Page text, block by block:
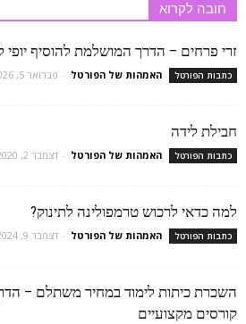
חובה לקרוא
זרי פרחים – הדרך המושלמת להוסיף יופי
כתבות הפורטל האמהות של הפורטל - פברואר 5, 2026
חבילת לידה
כתבות הפורטל האמהות של הפורטל - דצמבר 2, 2020
למה כדאי לרכוש טרמפולינה לתינוק?
כתבות הפורטל האמהות של הפורטל - דצמבר 9, 2024
השכרת כיתות לימוד במחיר משתלם –
קורסים מקצועיים